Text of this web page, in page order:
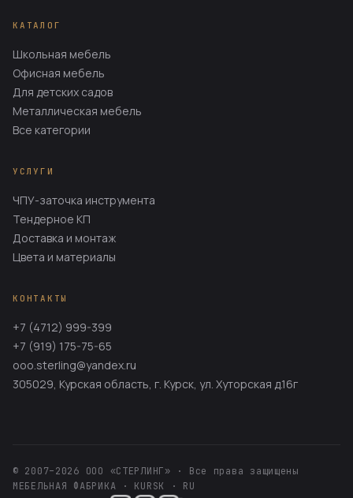
для ученической мебели и мебели для детских
садов. Производимые нами металлические
конструкции отвечают самым современным
требованиям качества и надежности, отличаются
повышенной износостойкостью, прочностью и
долговечностью.
выбор Заказчика.
КАТАЛОГ
Школьная мебель
Офисная мебель
Для детских садов
Металлическая мебель
Все категории
УСЛУГИ
ЧПУ-заточка инструмента
Тендерное КП
Доставка и монтаж
Цвета и материалы
КОНТАКТЫ
+7 (4712) 999-399
+7 (919) 175-75-65
ooo.sterling@yandex.ru
305029, Курская область, г. Курск, ул. Хуторская д.16г
© 2007–2026 ООО «СТЕРЛИНГ» · Все права защищены
МЕБЕЛЬНАЯ ФАБРИКА · KURSK · RU